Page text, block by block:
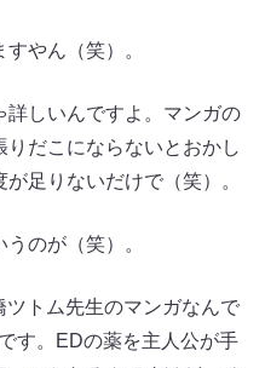
やん（笑）。
しいんですよ。マンガの
だこにならないとおかし
足りないだけで（笑）。
のが（笑）。
トム先生のマンガなんで
す。EDの薬を主人公が手